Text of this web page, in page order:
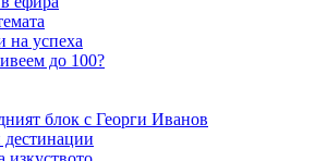
на успеха
до 100?
блок с Георги Иванов